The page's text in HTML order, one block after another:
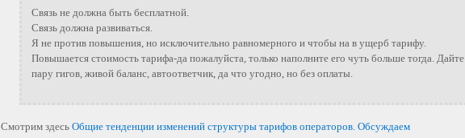
Связь не должна быть бесплатной.
Связь должна развиваться.
Я не против повышения, но исключительно равномерного и чтобы на в ущерб тарифу.
Повышается стоимость тарифа-да пожалуйста, только наполните его чуть больше тогда. Дайте
пару гигов, живой баланс, автоответчик, да что угодно, но без оплаты.
Смотрим здесь Общие тенденции изменений структуры тарифов операторов. Обсуждаем